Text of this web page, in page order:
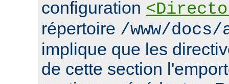
configuration
répertoire /www/docs/
implique que les
de cette section